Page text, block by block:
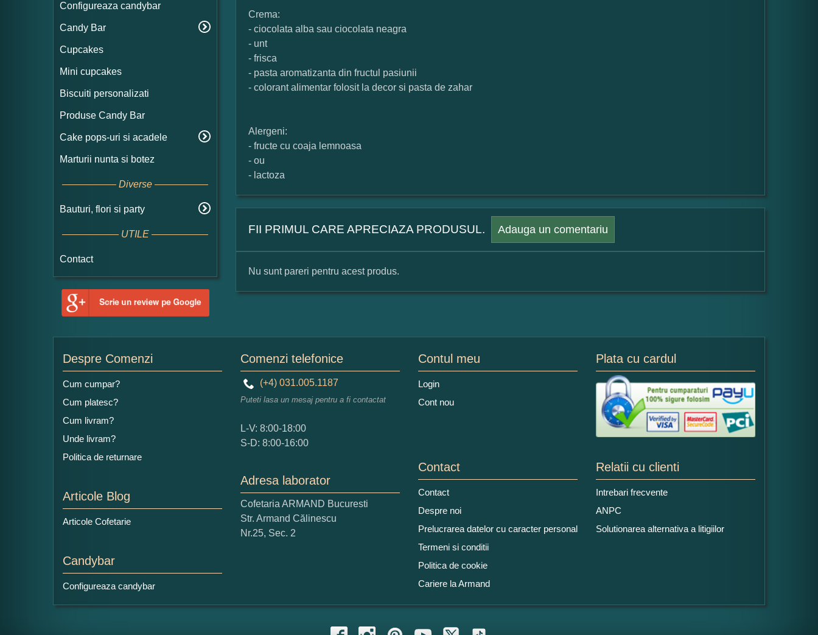
Configureaza candybar
Candy Bar
Cupcakes
Mini cupcakes
Biscuiti personalizati
Produse Candy Bar
Cake pops-uri si acadele
Marturii nunta si botez
Diverse
Bauturi, flori si party
UTILE
Contact
Crema:
- ciocolata alba sau ciocolata neagra
- unt
- frisca
- pasta aromatizanta din fructul pasiunii
- colorant alimentar folosit la decor si pasta de zahar
Alergeni:
- fructe cu coaja lemnoasa
- ou
- lactoza
FII PRIMUL CARE APRECIAZA PRODUSUL. Adauga un comentariu
Numele dumneavoastra:
Adaugati o parere despre acest produs:
Ce nota acordati acestui produs?
1 2 3 4
Nu tocmai bun
Copiati alaturi numarul din imagine:
Nu sunt pareri pentru acest produs.
Despre Comenzi
Cum cumpar?
Cum platesc?
Cum livram?
Unde livram?
Politica de returnare
Articole Blog
Articole Cofetarie
Candybar
Configureaza candybar
Comenzi telefonice
(+4) 031.005.1187
Puteti lasa un mesaj pentru a fi contactat
L-V: 8:00-18:00
S-D: 8:00-16:00
Adresa laborator
Cofetaria ARMAND Bucuresti
Str. Armand Călinescu
Nr.25, Sec. 2
Contul meu
Login
Cont nou
Plata cu cardul
Contact
Contact
Despre noi
Prelucrarea datelor cu caracter personal
Termeni si conditii
Politica de cookie
Cariere la Armand
Relatii cu clienti
Intrebari frecvente
ANPC
Solutionarea alternativa a litigiilor